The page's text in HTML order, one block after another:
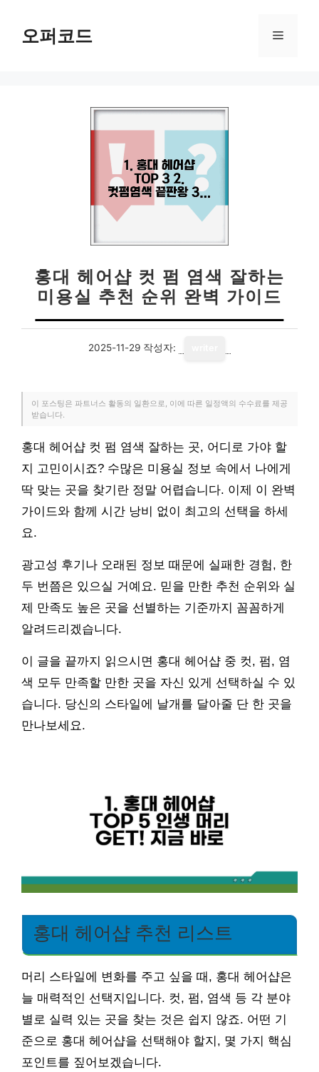
오퍼코드 메
홍대 헤어샵 컷 펌 염색 잘하는
미용실 추천 순위 완벽 가이드
2025-11-29 작성자:
이 포스팅은 파트너스 활동의 일환으로, 이에 따른 일정액의 수수료를 제공
받습니다.
홍대 헤어샵 컷 펌 염색 잘하는 곳, 어디로 가야 할
지 고민이시죠? 수많은 미용실 정보 속에서 나에게
딱 맞는 곳을 찾기란 정말 어렵습니다. 이제 이 완벽
가이드와 함께 시간 낭비 없이 최고의 선택을 하세
요.
광고성 후기나 오래된 정보 때문에 실패한 경험, 한
두 번쯤은 있으실 거예요. 믿을 만한 추천 순위와 실
제 만족도 높은 곳을 선별하는 기준까지 꼼꼼하게
알려드리겠습니다.
이 글을 끝까지 읽으시면 홍대 헤어샵 중 컷, 펌, 염
색 모두 만족할 만한 곳을 자신 있게 선택하실 수 있
습니다. 당신의 스타일에 날개를 달아줄 단 한 곳을
만나보세요.
홍대 헤어샵 추천 리스트
머리 스타일에 변화를 주고 싶을 때, 홍대 헤어샵은
늘 매력적인 선택지입니다. 컷, 펌, 염색 등 각 분야
별로 실력 있는 곳을 찾는 것은 쉽지 않죠. 어떤 기
준으로 홍대 헤어샵을 선택해야 할지, 몇 가지 핵심
포인트를 짚어보겠습니다.